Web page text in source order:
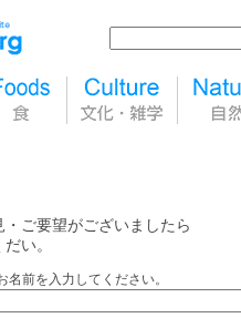
ご要望がございましたら
い。
名前を入力してください。